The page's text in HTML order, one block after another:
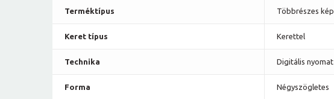
Terméktípus Többrészes kép
Keret típus Kerettel
Technika Digitális nyomat
Forma Négyszögletes